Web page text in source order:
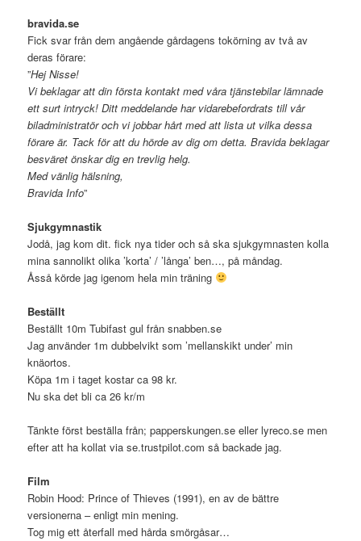
bravida.se
Fick svar från dem angående gårdagens tokörning av två av
deras förare:
”Hej Nisse!
Vi beklagar att din första kontakt med våra tjänstebilar lämnade
ett surt intryck! Ditt meddelande har vidarebefordrats till vår
biladministratör och vi jobbar hårt med att lista ut vilka dessa
förare är. Tack för att du hörde av dig om detta. Bravida beklagar
besväret önskar dig en trevlig helg.
Med vänlig hälsning,
Bravida Info”
Sjukgymnastik
Jodå, jag kom dit. fick nya tider och så ska sjukgymnasten kolla
mina sannolikt olika ’korta’ / ’långa’ ben…, på måndag.
Åsså körde jag igenom hela min träning
Beställt
Beställt 10m Tubifast gul från snabben.se
Jag använder 1m dubbelvikt som ’mellanskikt under’ min
knäortos.
Köpa 1m i taget kostar ca 98 kr.
Nu ska det bli ca 26 kr/m
Tänkte först beställa från; papperskungen.se eller lyreco.se men
efter att ha kollat via se.trustpilot.com så backade jag.
Film
Robin Hood: Prince of Thieves (1991), en av de bättre
versionerna – enligt min mening.
Tog mig ett återfall med hårda smörgåsar…